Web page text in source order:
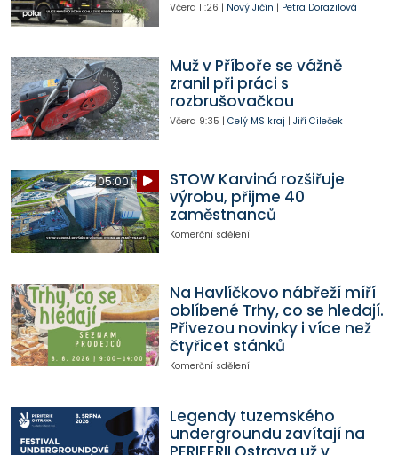
Včera 11:26 | Nový Jičín | Petra Dorazilová
Muž v Příboře se vážně
zranil při práci s
rozbrušovačkou
Včera 9:35 | Celý MS kraj | Jiří Cileček
05:00
STOW Karviná rozšiřuje
výrobu, přijme 40
zaměstnanců
Komerční sdělení
Na Havlíčkovo nábřeží míří
oblíbené Trhy, co se hledají.
Přivezou novinky i více než
čtyřicet stánků
Komerční sdělení
Legendy tuzemského
undergroundu zavítají na